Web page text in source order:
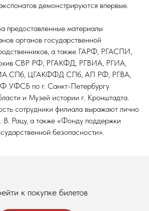
демонстрируются впервые.
предоставленные материалы
органов государственной
а также ГАРФ, РГАСПИ,
СВР РФ, РГАКФД, РГВИА, РГИА,
СПб, ЦГАКФФД СПб, АП РФ, РГВА,
по г. Санкт-Петербургу
и Музей истории г. Кронштадта.
сотрудники филиала выражают лично
Рацу, а также «Фонду поддержки
безопасности».
к покупке билетов